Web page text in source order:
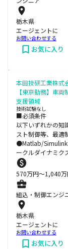
栃木県
エージェントに
お問い合わせする
お気に入り
本田技研工業株式
【東京勤務】車
支援領域
技術試験なし
■必須条件
以下いずれかの知
スト制御等、最適
●Matlab/Simulink
ークルダイナミク
570万円〜1,040
組込・制御エンジ
栃木県
エージェントに
お問い合わせする
お気に入り